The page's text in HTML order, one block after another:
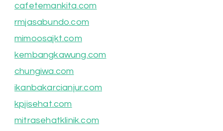
cafetemankita.com
rmjasabundo.com
mimoosajkt.com
kembangkawung.com
chungiwa.com
ikanbakarcianjur.com
kpjisehat.com
mitrasehatklinik.com